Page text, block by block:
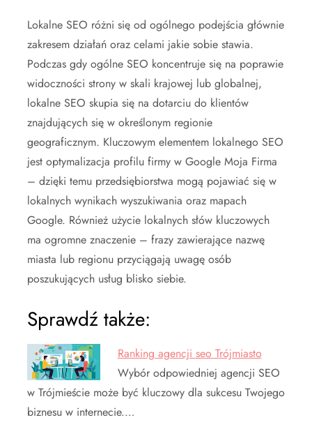
Lokalne SEO różni się od ogólnego podejścia głównie
zakresem działań oraz celami jakie sobie stawia.
Podczas gdy ogólne SEO koncentruje się na poprawie
widoczności strony w skali krajowej lub globalnej,
lokalne SEO skupia się na dotarciu do klientów
znajdujących się w określonym regionie
geograficznym. Kluczowym elementem lokalnego SEO
jest optymalizacja profilu firmy w Google Moja Firma
– dzięki temu przedsiębiorstwa mogą pojawiać się w
lokalnych wynikach wyszukiwania oraz mapach
Google. Również użycie lokalnych słów kluczowych
ma ogromne znaczenie – frazy zawierające nazwę
miasta lub regionu przyciągają uwagę osób
poszukujących usług blisko siebie.
Sprawdź także:
Ranking agencji seo Trójmiasto
Wybór odpowiedniej agencji SEO
w Trójmieście może być kluczowy dla sukcesu Twojego
biznesu w internecie.…